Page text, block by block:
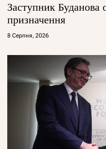
Заступник Буданова
призначення
8 Серпня, 2026